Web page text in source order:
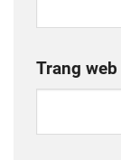
Trang web